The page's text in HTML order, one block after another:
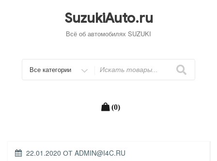
SuzukiAuto.ru
Всё об автомобилях SUZUKI
Искать
(0)
ОПУБЛИКОВАНО
22.01.2020 ОТ ADMIN@I4C.RU